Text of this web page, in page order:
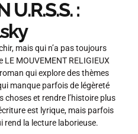
U.R.S.S. :
mais qui n’a pas toujours
MOUVEMENT RELIGIEUX
qui explore des thèmes
manque parfois de légèreté
choses et rendre l’histoire plus
est lyrique, mais parfois
rend la lecture laborieuse.